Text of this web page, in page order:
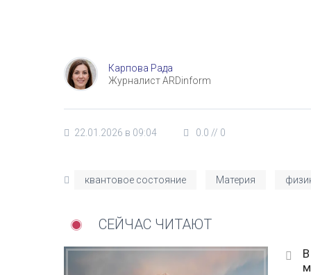
Карпова Рада
Журналист ARDinform
22.01.2026 в 09:04 0.0 // 0
квантовое состояние Материя
СЕЙЧАС ЧИТАЮТ